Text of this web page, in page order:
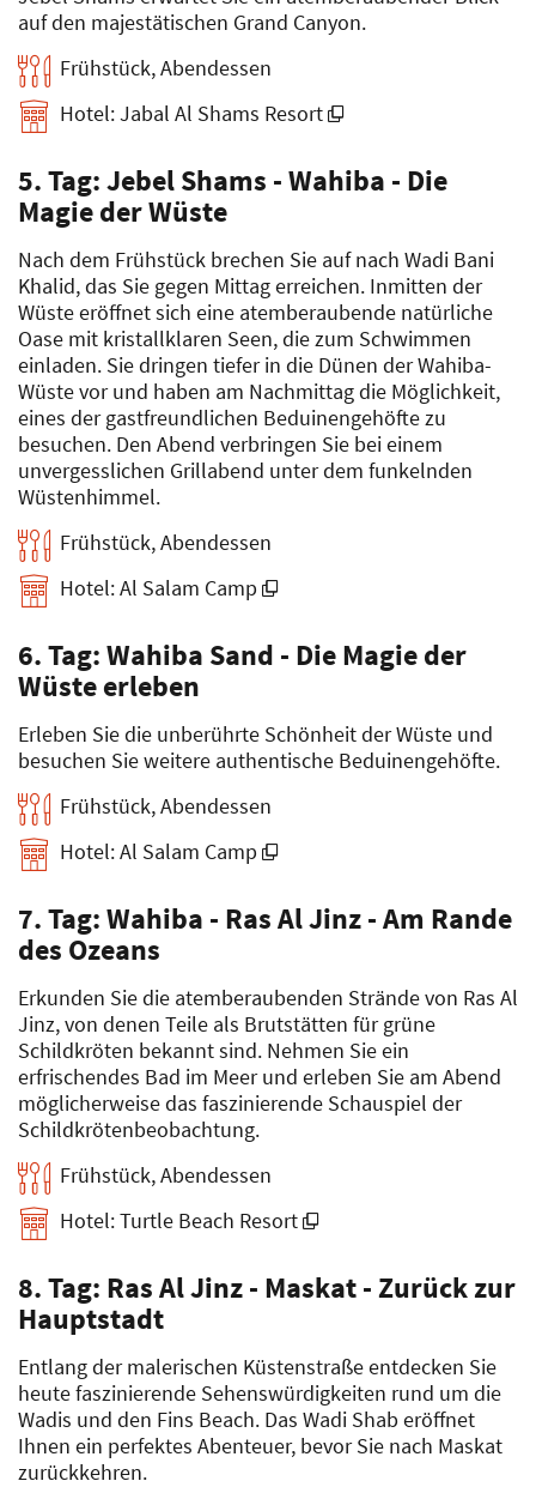
auf den majestätischen Grand Canyon.
Frühstück, Abendessen
Hotel: Jabal Al Shams Resort
5. Tag: Jebel Shams - Wahiba - Die
Magie der Wüste
Nach dem Frühstück brechen Sie auf nach Wadi Bani
Khalid, das Sie gegen Mittag erreichen. Inmitten der
Wüste eröffnet sich eine atemberaubende natürliche
Oase mit kristallklaren Seen, die zum Schwimmen
einladen. Sie dringen tiefer in die Dünen der Wahiba-
Wüste vor und haben am Nachmittag die Möglichkeit,
eines der gastfreundlichen Beduinengehöfte zu
besuchen. Den Abend verbringen Sie bei einem
unvergesslichen Grillabend unter dem funkelnden
Wüstenhimmel.
Frühstück, Abendessen
Hotel: Al Salam Camp
6. Tag: Wahiba Sand - Die Magie der
Wüste erleben
Erleben Sie die unberührte Schönheit der Wüste und
besuchen Sie weitere authentische Beduinengehöfte.
Frühstück, Abendessen
Hotel: Al Salam Camp
7. Tag: Wahiba - Ras Al Jinz - Am Rande
des Ozeans
Erkunden Sie die atemberaubenden Strände von Ras Al
Jinz, von denen Teile als Brutstätten für grüne
Schildkröten bekannt sind. Nehmen Sie ein
erfrischendes Bad im Meer und erleben Sie am Abend
möglicherweise das faszinierende Schauspiel der
Schildkrötenbeobachtung.
Frühstück, Abendessen
Hotel: Turtle Beach Resort
8. Tag: Ras Al Jinz - Maskat - Zurück zur
Hauptstadt
Entlang der malerischen Küstenstraße entdecken Sie
heute faszinierende Sehenswürdigkeiten rund um die
Wadis und den Fins Beach. Das Wadi Shab eröffnet
Ihnen ein perfektes Abenteuer, bevor Sie nach Maskat
zurückkehren.